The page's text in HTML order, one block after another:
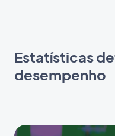
Estatísticas
desempenho